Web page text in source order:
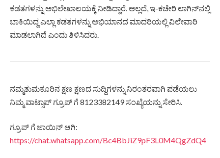
ಕಡತಗಳನ್ನು ಅಭಿಲೇಖಾಲಯಕ್ಕೆ ನೀಡಿದ್ದಾರೆ. ಅಲ್ಲದೆ, ಇ-ಕಚೇರಿ ಲಾಗಿನ್‌ನಲ್ಲಿ
ಬಾಕಿಯಿದ್ದ ಎಲ್ಲಾ ಕಡತಗಳನ್ನು ಅಭಿಯಾನದ ಮಾದರಿಯಲ್ಲಿ ವಿಲೇವಾರಿ
ಮಾಡಲಾಗಿದೆ ಎಂದು ತಿಳಿಸಿದರು.
ನಮ್ಮತುಮಕೂರಿನ ಕ್ಷಣ ಕ್ಷಣದ ಸುದ್ದಿಗಳನ್ನು ನಿರಂತರವಾಗಿ ಪಡೆಯಲು
ನಿಮ್ಮ ವಾಟ್ಸಾಪ್ ಗ್ರೂಪ್ ಗೆ 8123382149 ಸಂಖ್ಯೆಯನ್ನು ಸೇರಿಸಿ.
ಗ್ರೂಪ್ ಗೆ ಜಾಯಿನ್ ಆಗಿ:
https://chat.whatsapp.com/Bc4BbJiZ9pF3L0M4QgZdQ4